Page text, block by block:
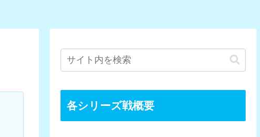
各シリーズ戦概要